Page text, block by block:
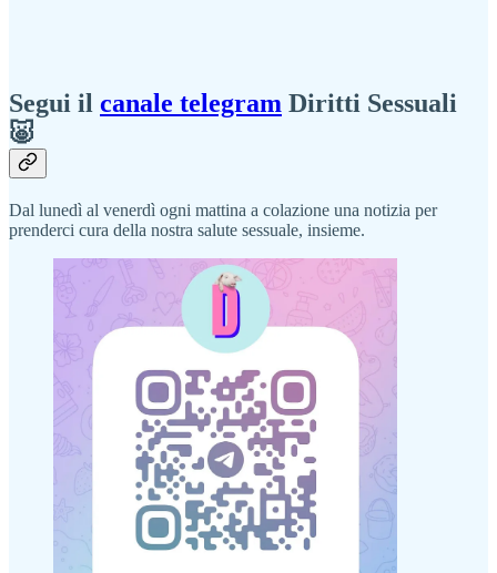
Segui il canale telegram Diritti Sessuali
🐷
Dal lunedì al venerdì ogni mattina a colazione una notizia per
prenderci cura della nostra salute sessuale, insieme.